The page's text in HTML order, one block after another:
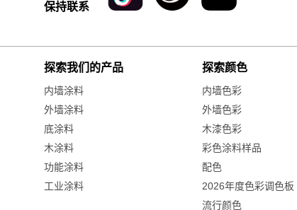
保持联系
探索我们的产品
内墙涂料
外墙涂料
底涂料
木涂料
功能涂料
工业涂料
探索颜色
内墙色彩
外墙色彩
木漆色彩
彩色涂料样品
配色
2026年度色彩调色板
流行颜色